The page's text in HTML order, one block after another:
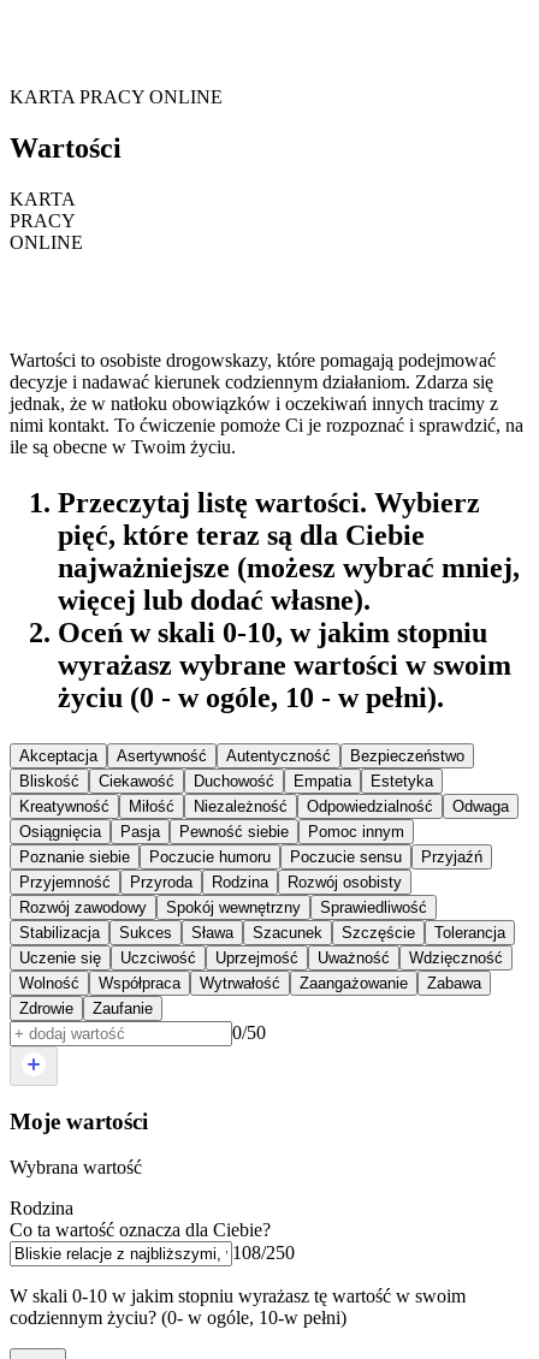
KARTA PRACY ONLINE
Wartości
KARTA
PRACY
ONLINE
Wartości to osobiste drogowskazy, które pomagają podejmować
decyzje i nadawać kierunek codziennym działaniom. Zdarza się
jednak, że w natłoku obowiązków i oczekiwań innych tracimy z
nimi kontakt. To ćwiczenie pomoże Ci je rozpoznać i sprawdzić, na
ile są obecne w Twoim życiu.
Przeczytaj listę wartości. Wybierz
pięć, które teraz są dla Ciebie
najważniejsze (możesz wybrać mniej,
więcej lub dodać własne).
Oceń w skali 0-10, w jakim stopniu
wyrażasz wybrane wartości w swoim
życiu (0 - w ogóle, 10 - w pełni).
Akceptacja Asertywność Autentyczność
Bezpieczeństwo
Bliskość
Ciekawość Duchowość Empatia
Estetyka
Kreatywność
Miłość Niezależność Odpowiedzialność
Odwaga
Osiągnięcia
Pasja Pewność siebie
Pomoc innym
Poznanie siebie
Poczucie humoru Poczucie sensu
Przyjaźń
Przyjemność
Przyroda Rodzina
Rozwój osobisty
Rozwój zawodowy
Spokój wewnętrzny
Sprawiedliwość
Stabilizacja
Sukces Sława Szacunek Szczęście
Tolerancja
Uczenie się
Uczciwość Uprzejmość Uważność
Wdzięczność
Wolność
Współpraca Wytrwałość Zaangażowanie
Zabawa
Zdrowie
Zaufanie
0/50
Moje wartości
Wybrana wartość
Rodzina
Co ta wartość oznacza dla Ciebie?
108/250
W skali 0-10 w jakim stopniu wyrażasz tę wartość w swoim
codziennym życiu? (0- w ogóle, 10-w pełni)